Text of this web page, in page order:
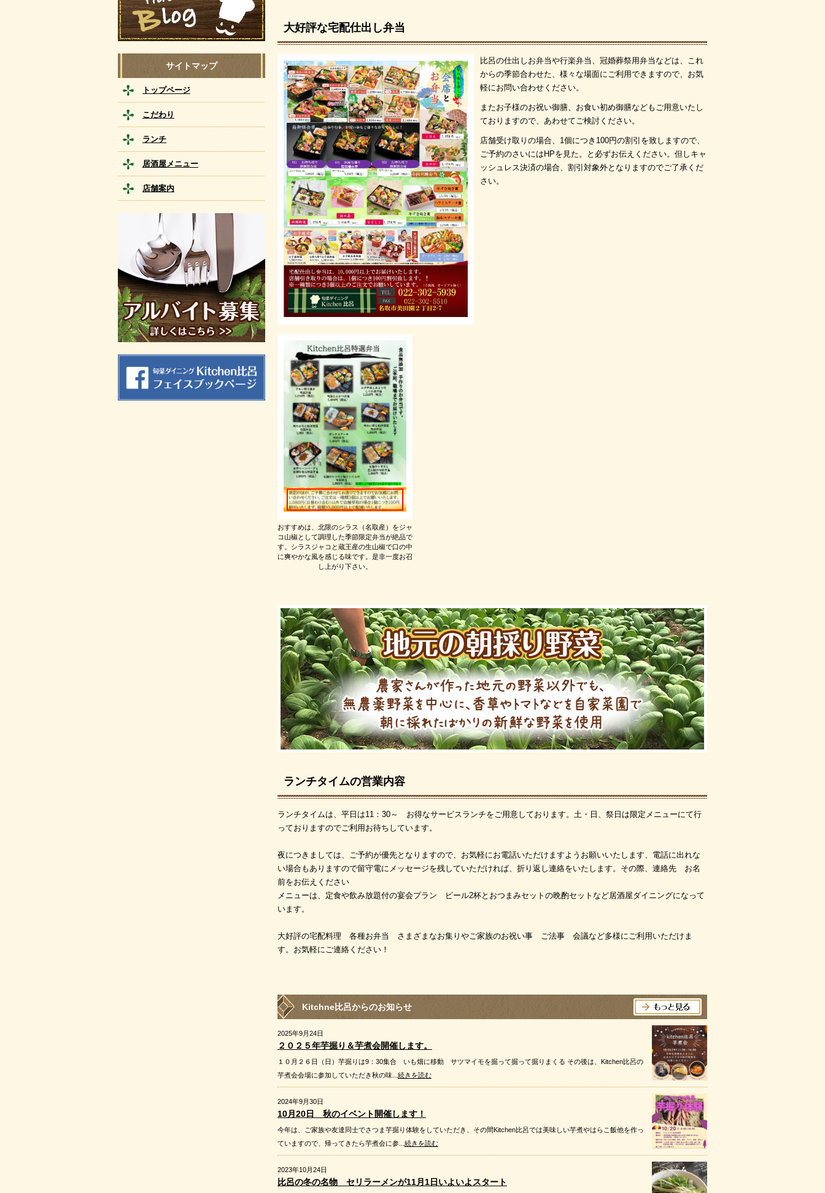
サイトマップ
トップページ
こだわり
ランチ
居酒屋メニュー
店舗案内
大好評な宅配仕出し弁当
比呂の仕出しお弁当や行楽弁当、冠婚葬祭用弁当などは、これ
からの季節合わせた、様々な場面にご利用できますので、お気
軽にお問い合わせください。
またお子様のお祝い御膳、お食い初め御膳などもご用意いたし
ておりますので、あわせてご検討ください。
店舗受け取りの場合、1個につき100円の割引を致しますので、
ご予約のさいにはHPを見た。と必ずお伝えください。但しキャ
ッシュレス決済の場合、割引対象外となりますのでご了承くだ
さい。
おすすめは、北限のシラス（名取産）をジャ
コ山椒として調理した季節限定弁当が絶品で
す。シラスジャコと蔵王産の生山椒で口の中
に爽やかな風を感じる味です。是非一度お召
し上がり下さい。
ランチタイムの営業内容
ランチタイムは、平日は11：30～ お得なサービスランチをご用意しております。土・日、祭日は限定メニューにて行
っておりますのでご利用お待ちしています。
夜につきましては、ご予約が優先となりますので、お気軽にお電話いただけますようお願いいたします、電話に出れな
い場合もありますので留守電にメッセージを残していただければ、折り返し連絡をいたします。その際、連絡先 お名
前をお伝えください
メニューは、定食や飲み放題付の宴会プラン ビール2杯とおつまみセットの晩酌セットなど居酒屋ダイニングになって
います。
大好評の宅配料理 各種お弁当 さまざまなお集りやご家族のお祝い事 ご法事 会議など多様にご利用いただけま
す。お気軽にご連絡ください！
Kitchne比呂からのお知らせ
2025年9月24日
２０２５年芋掘り＆芋煮会開催します。
１０月２６日（日）芋掘りは9：30集合 いも畑に移動 サツマイモを掘って掘って掘りまくる その後は、Kitchen比呂の
芋煮会会場に参加していただき秋の味... 続きを読む
2024年9月30日
10月20日 秋のイベント開催します！
今年は、ご家族や友達同士でさつま芋掘り体験をしていただき、その間Kitchen比呂では美味しい芋煮やはらこ飯他を作っ
ていますので、帰ってきたら芋煮会に参... 続きを読む
2023年10月24日
比呂の冬の名物 セリラーメンが11月1日いよいよスタート